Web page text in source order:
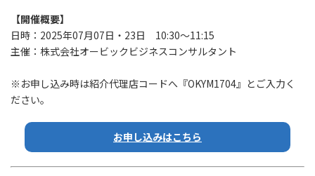
【開催概要】
日時：2025年07月07日・23日 10:30～11:15
主催：株式会社オービックビジネスコンサルタント
※お申し込み時は紹介代理店コードへ『OKYM1704』とご入力く
ださい。
お申し込みはこちら